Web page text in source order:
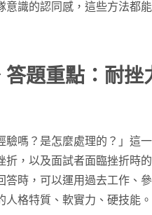
識的認同感，這些方法都
答題重點：耐挫
驗嗎？是怎麼處理的？」這
折，以及面試者面臨挫折時
答時，可以運用過去工作、
格特質、軟實力、硬技能。